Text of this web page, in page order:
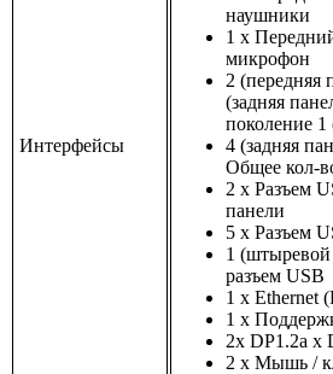
Интерфейсы
наушники
1 x
микрофон
2 (передняя
(задняя
поколение
4 (задняя
Общее кол-
2 x Разъем
панели
5 x Разъем
1
разъем USB
1 x Ethernet
1 x
2x DP1.2a x
2 x Мышь /